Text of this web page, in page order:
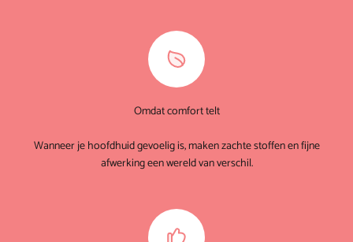
Omdat comfort telt
Wanneer je hoofdhuid gevoelig is, maken zachte stoffen en fijne
afwerking een wereld van verschil.